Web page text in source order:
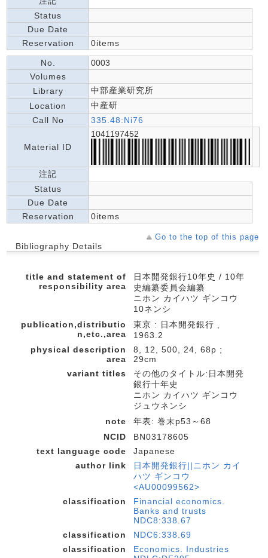
Status
Due Date
Reservation
0items
No.
0003
Volumes
Library
中部産業研究所
Location
中産研
Call No
335.48:Ni76
Material ID
1041197452
注記
Status
Due Date
Reservation
0items
Go to the top of this page
Bibliography Details
title and statement of
responsibility area
日本開発銀行10年史 / 10年
史編纂委員会編纂
ニホン カイハツ ギンコウ
10ネンシ
publication,distributio
n,etc.,area
東京 : 日本開発銀行 ,
1963.2
physical description
area
8, 12, 500, 24, 68p ;
29cm
variant titles
その他のタイトル:日本開発
銀行十年史
ニホン カイハツ ギンコウ
ジュウネンシ
note
年表: 巻末p53～68
NCID
BN03178605
text language code
Japanese
author link
日本開発銀行||ニホン カイ
ハツ ギンコウ
<AU00099562>
classification
Financial economics.
Banks and trusts
NDC8:338.67
classification
NDC6:338.69
classification
Economics. Industries